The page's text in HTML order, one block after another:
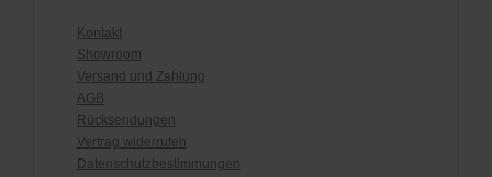
Kontakt
Showroom
Versand und Zahlung
AGB
Rücksendungen
Vertrag widerrufen
Datenschutzbestimmungen